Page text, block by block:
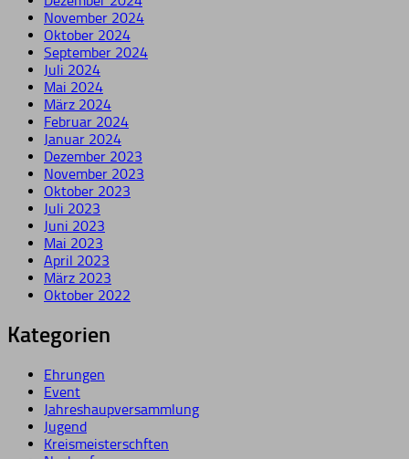
November 2024
Oktober 2024
September 2024
Juli 2024
Mai 2024
März 2024
Februar 2024
Januar 2024
Dezember 2023
November 2023
Oktober 2023
Juli 2023
Juni 2023
Mai 2023
April 2023
März 2023
Oktober 2022
Kategorien
Ehrungen
Event
Jahreshaupversammlung
Jugend
Kreismeisterschften